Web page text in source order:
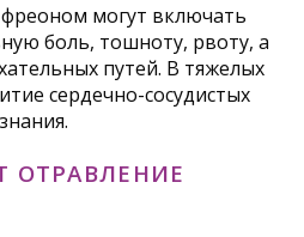
могут включать
боль, тошноту, рвоту, а
путей. В тяжелых
сердечно-сосудистых
ОТРАВЛЕНИЕ